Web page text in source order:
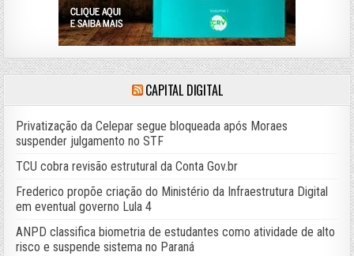
CAPITAL DIGITAL
Privatização da Celepar segue bloqueada após Moraes
suspender julgamento no STF
TCU cobra revisão estrutural da Conta Gov.br
Frederico propõe criação do Ministério da Infraestrutura Digital
em eventual governo Lula 4
ANPD classifica biometria de estudantes como atividade de alto
risco e suspende sistema no Paraná